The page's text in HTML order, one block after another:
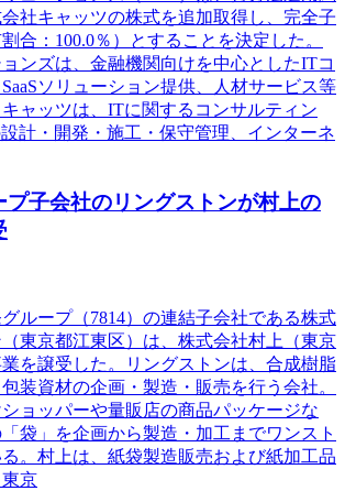
社キャッツの株式を追加取得し、完全子
合：100.0％）とすることを決定した。
ンズは、金融機関向けを中心としたITコ
ソリューション提供、人材サービス等
ャッツは、ITに関するコンサルティン
計・開発・施工・保守管理、インターネ
プ子会社のリングストンが村上の
ループ（7814）の連結子会社である株式
東京都江東区）は、株式会社村上（東京
を譲受した。リングストンは、合成樹脂
装資材の企画・製造・販売を行う会社。
ョッパーや量販店の商品パッケージな
袋」を企画から製造・加工までワンスト
。村上は、紙袋製造販売および紙加工品
京